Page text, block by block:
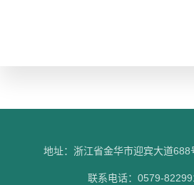
地址：浙江省金华市迎宾大道688
联系电话：0579-